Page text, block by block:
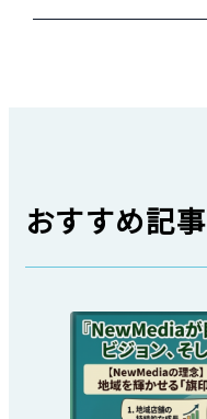
おすすめ記事